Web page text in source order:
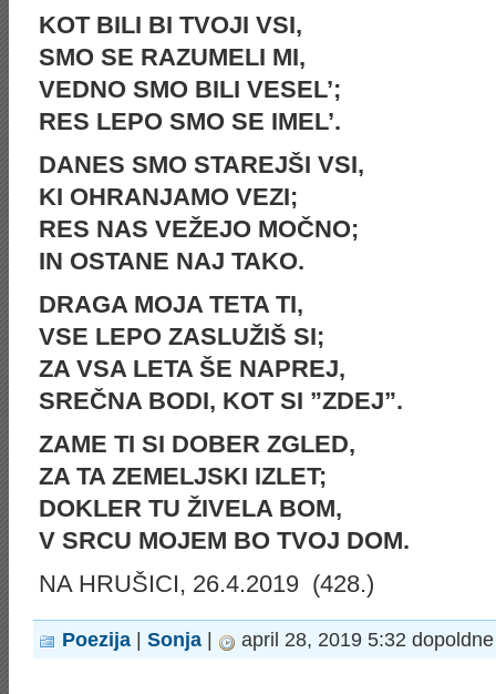
KOT BILI BI TVOJI VSI,
SMO SE RAZUMELI MI,
VEDNO SMO BILI VESEL’;
RES LEPO SMO SE IMEL’.
DANES SMO STAREJŠI VSI,
KI OHRANJAMO VEZI;
RES NAS VEŽEJO MOČNO;
IN OSTANE NAJ TAKO.
DRAGA MOJA TETA TI,
VSE LEPO ZASLUŽIŠ SI;
ZA VSA LETA ŠE NAPREJ,
SREČNA BODI, KOT SI ”ZDEJ”.
ZAME TI SI DOBER ZGLED,
ZA TA ZEMELJSKI IZLET;
DOKLER TU ŽIVELA BOM,
V SRCU MOJEM BO TVOJ DOM.
NA HRUŠICI, 26.4.2019 (428.)
Poezija Sonja april 28, 2019 5:32 dopoldne